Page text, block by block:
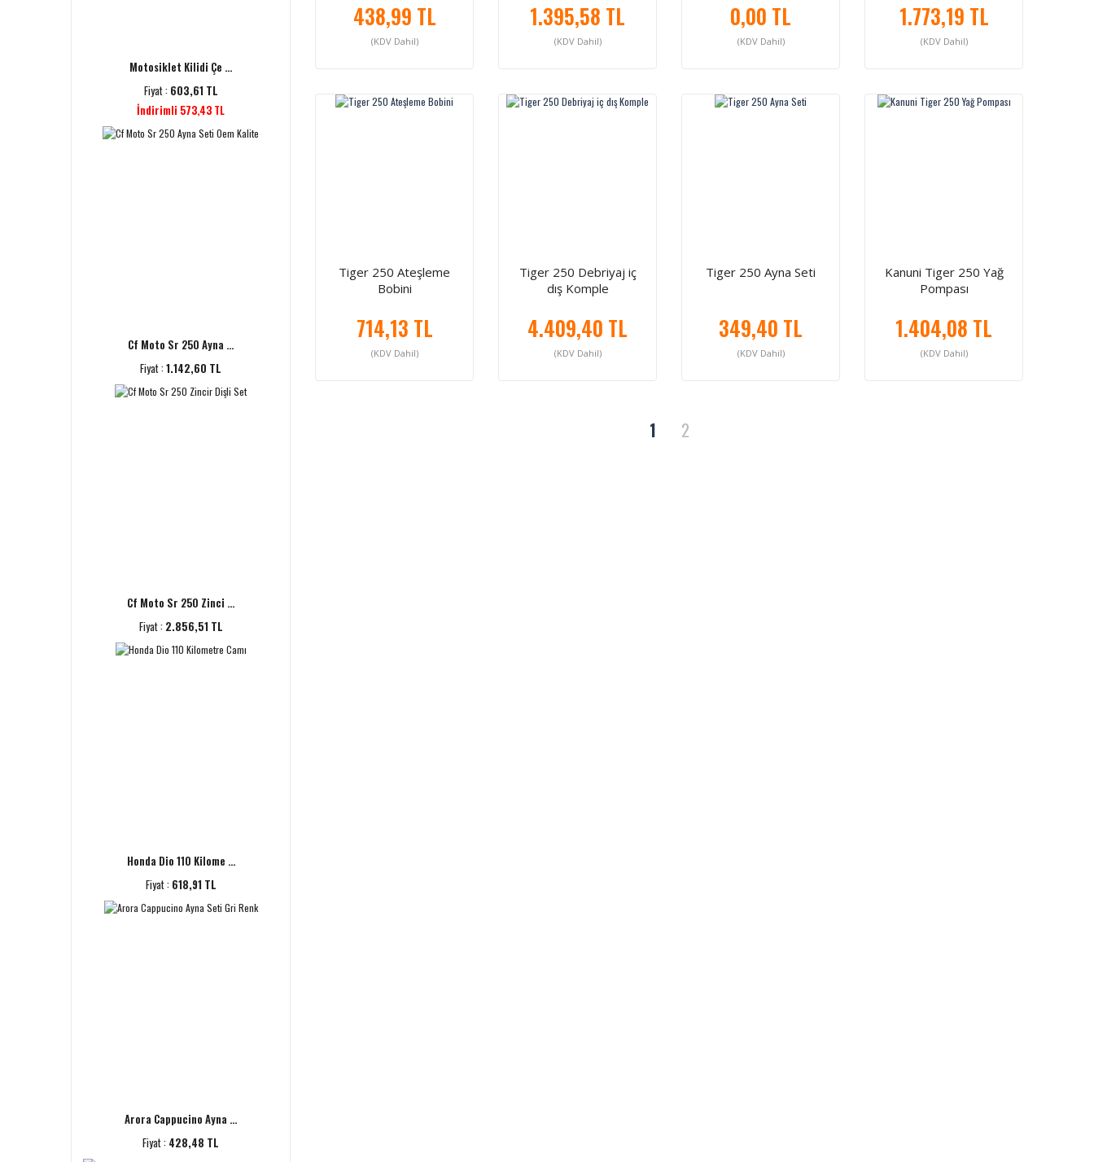
Motosiklet Kilidi Çe ...
Fiyat : 603,61 TL
İndirimli 573,43 TL
Cf Moto Sr 250 Ayna ...
Fiyat : 1.142,60 TL
Cf Moto Sr 250 Zinci ...
Fiyat : 2.856,51 TL
Honda Dio 110 Kilome ...
Fiyat : 618,91 TL
Arora Cappucino Ayna ...
Fiyat : 428,48 TL
438,99 TL
(KDV Dahil)
1.395,58 TL
(KDV Dahil)
0,00 TL
(KDV Dahil)
1.773,19 TL
(KDV Dahil)
Tiger 250 Ateşleme
Bobini
714,13 TL
(KDV Dahil)
Tiger 250 Debriyaj iç
dış Komple
4.409,40 TL
(KDV Dahil)
Tiger 250 Ayna Seti
349,40 TL
(KDV Dahil)
Kanuni Tiger 250 Yağ
Pompası
1.404,08 TL
(KDV Dahil)
1 2